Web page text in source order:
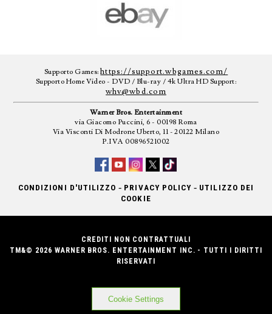
Supporto Games:https://support.wbgames.com/
Supporto Home Video - DVD / Blu-ray / 4k Ultra HD Support:
whv@wbd.com
Warner Bros. Entertainment
via Giacomo Puccini, 6 - 00198 Roma
Via Visconti Di Modrone Uberto, 11 - 20122 Milano
P.IVA 00896521002
CONDIZIONI D'UTILIZZO - PRIVACY POLICY - UTILIZZO DEI
COOKIE
CREDITI NON CONTRATTUALI
TM&© 2026 WARNER BROS. ENTERTAINMENT INC. - TUTTI I DIRITTI
RISERVATI
Cookie Settings